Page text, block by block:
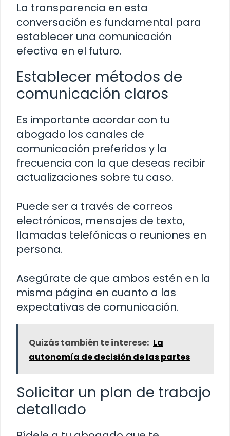
La transparencia en esta
conversación es fundamental para
establecer una comunicación
efectiva en el futuro.
Establecer métodos de
comunicación claros
Es importante acordar con tu
abogado los canales de
comunicación preferidos y la
frecuencia con la que deseas recibir
actualizaciones sobre tu caso.
Puede ser a través de correos
electrónicos, mensajes de texto,
llamadas telefónicas o reuniones en
persona.
Asegúrate de que ambos estén en la
misma página en cuanto a las
expectativas de comunicación.
Quizás también te interese: La
autonomía de decisión de las partes
Solicitar un plan de trabajo
detallado